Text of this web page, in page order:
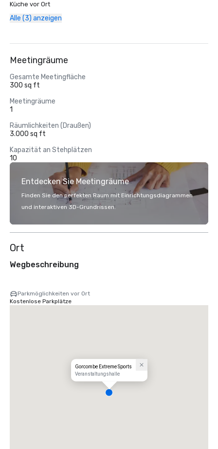
Küche vor Ort
Alle (3) anzeigen
Meetingräume
Gesamte Meetingfläche
300 sq ft
Meetingräume
1
Räumlichkeiten (Draußen)
3.000 sq ft
Kapazität an Stehplätzen
10
Entdecken Sie Meetingräume
Finden Sie den perfekten Raum mit Einrichtungsdiagrammen
und interaktiven 3D-Grundrissen.
Ort
Wegbeschreibung
Parkmöglichkeiten vor Ort
Kostenlose Parkplätze
Gorcombe Extreme Sports
Veranstaltungshalle